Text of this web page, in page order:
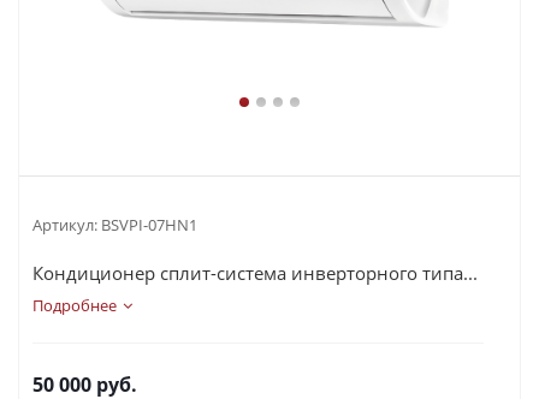
Артикул: BSVPI-07HN1
Кондиционер сплит-система инверторного типа...
Подробнее
50 000 руб.